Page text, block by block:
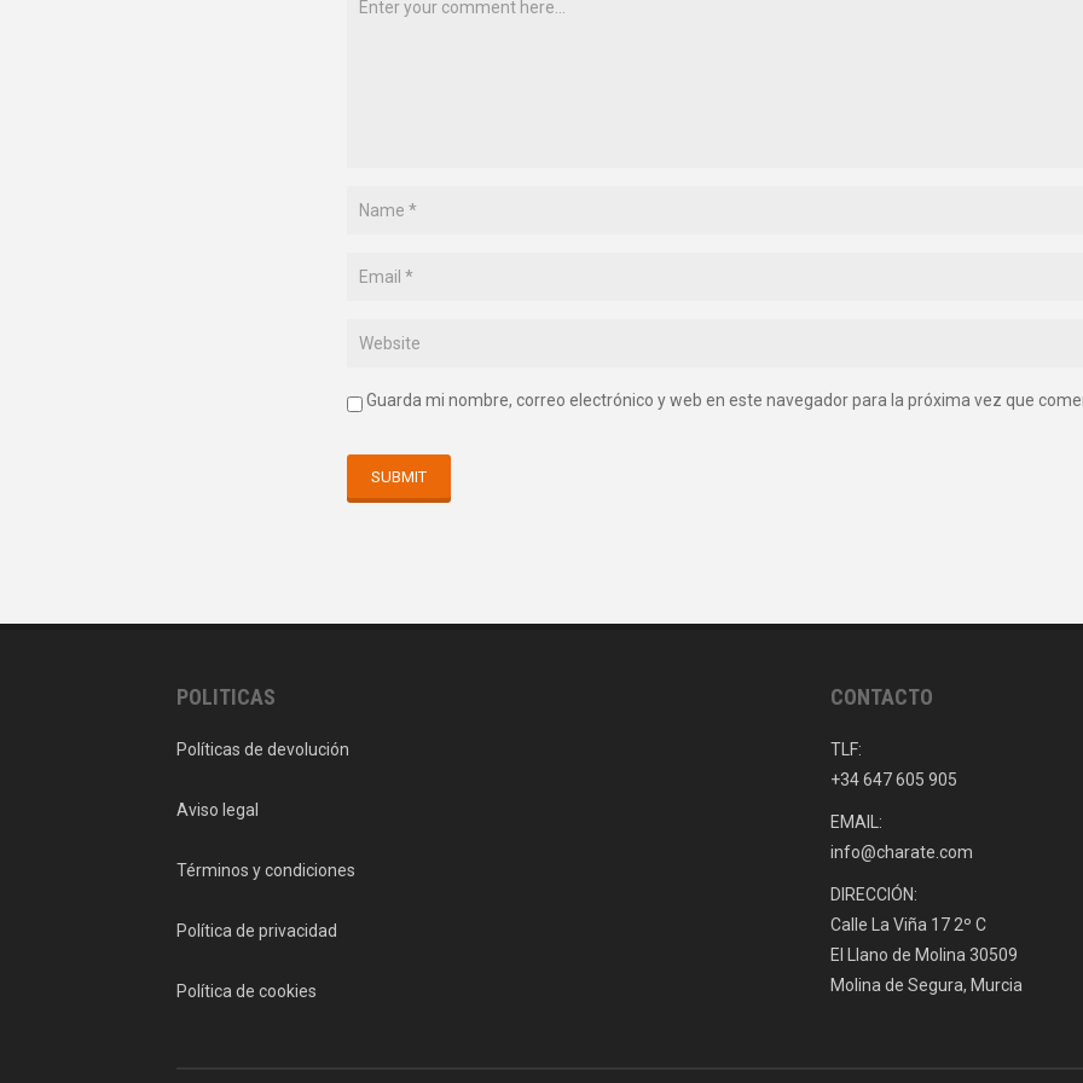
Guarda mi nombre, correo electrónico y web en este navegador para la próxima vez que
POLITICAS
Políticas de devolución
Aviso legal
Términos y condiciones
Política de privacidad
Política de cookies
CONTACTO
TLF:
+34 647 605 905
EMAIL:
info@charate.com
DIRECCIÓN:
Calle La Viña 17 2º C
El Llano de Molina 30509
Molina de Segura, Murcia